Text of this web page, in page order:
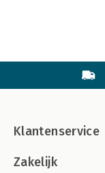
Klantenservice
Zakelijk